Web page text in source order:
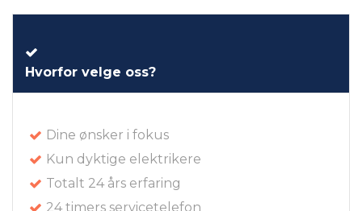
Hvorfor velge oss?
Dine ønsker i fokus
Kun dyktige elektrikere
Totalt 24 års erfaring
24 timers servicetelefon